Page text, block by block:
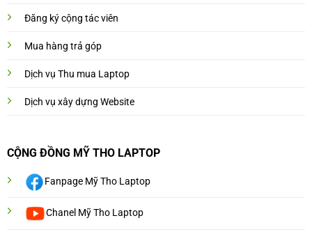
Đăng ký cộng tác viên
Mua hàng trả góp
Dịch vụ Thu mua Laptop
Dịch vụ xây dựng Website
CỘNG ĐỒNG MỸ THO LAPTOP
Fanpage Mỹ Tho Laptop
Chanel Mỹ Tho Laptop